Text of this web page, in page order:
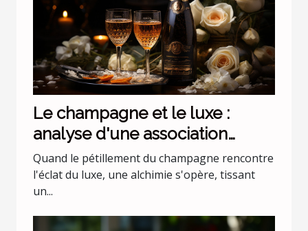
Le champagne et le luxe :
analyse d'une association
incontournable
Quand le pétillement du champagne rencontre
l'éclat du luxe, une alchimie s'opère, tissant
un...